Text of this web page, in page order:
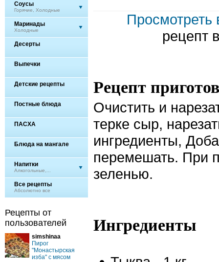
Соусы
Горячие, Холодные
Маринады
Холодные
Десерты
Выпечки
Детские рецепты
Постные блюда
ПАСХА
Блюда на мангале
Напитки
Алкогольные,...
Все рецепты
Абсолютно все
Рецепты от
пользователей
simshinaa
Пирог
"Монастырская
изба" с мясом
Просмотреть
рецепт
Рецепт
Очистить и
терке сыр,
ингредиенты,
перемешать. При
зеленью.
Ингредиенты